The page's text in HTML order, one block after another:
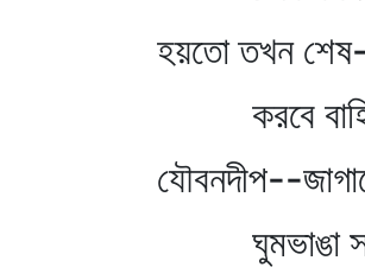
হয়তো তখন
করবে
যৌবনদীপ--
ঘুমভাঙা সব